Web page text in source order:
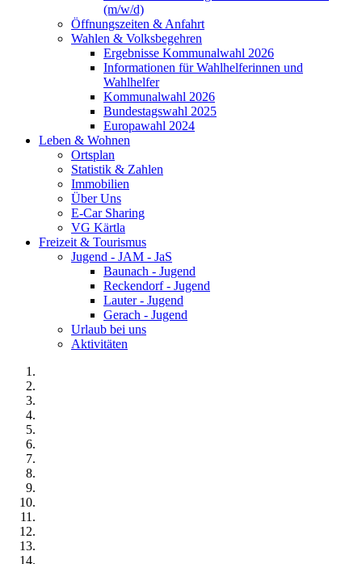
(m/w/d)
Öffnungszeiten & Anfahrt
Wahlen & Volksbegehren
Ergebnisse Kommunalwahl 2026
Informationen für Wahlhelferinnen und
Wahlhelfer
Kommunalwahl 2026
Bundestagswahl 2025
Europawahl 2024
Leben & Wohnen
Ortsplan
Statistik & Zahlen
Immobilien
Über Uns
E-Car Sharing
VG Kärtla
Freizeit & Tourismus
Jugend - JAM - JaS
Baunach - Jugend
Reckendorf - Jugend
Lauter - Jugend
Gerach - Jugend
Urlaub bei uns
Aktivitäten